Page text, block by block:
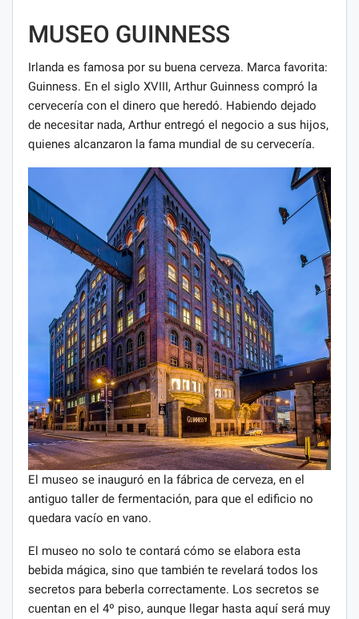
MUSEO GUINNESS
Irlanda es famosa por su buena cerveza. Marca favorita:
Guinness. En el siglo XVIII, Arthur Guinness compró la
cervecería con el dinero que heredó. Habiendo dejado
de necesitar nada, Arthur entregó el negocio a sus hijos,
quienes alcanzaron la fama mundial de su cervecería.
El museo se inauguró en la fábrica de cerveza, en el
antiguo taller de fermentación, para que el edificio no
quedara vacío en vano.
El museo no solo te contará cómo se elabora esta
bebida mágica, sino que también te revelará todos los
secretos para beberla correctamente. Los secretos se
cuentan en el 4º piso, aunque llegar hasta aquí será muy